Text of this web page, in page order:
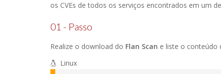
os CVEs de todos os serviços encontrados em um
01 - Passo
Realize o download do Flan Scan e liste o conteúdo
Linux